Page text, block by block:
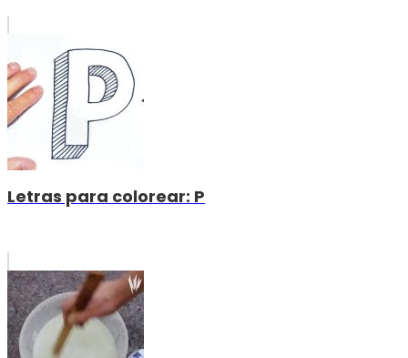
Letras para colorear: P